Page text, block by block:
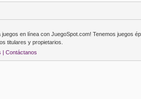
en línea con JuegoSpot.com! Tenemos juegos
titulares y propietarios.
| Contáctanos